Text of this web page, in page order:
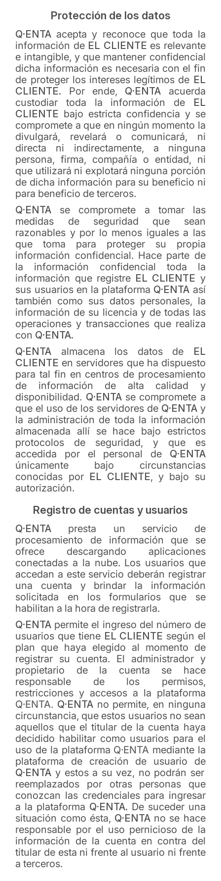
Protección de los datos
Q·ENTA acepta y reconoce que toda la
información de EL CLIENTE es relevante
e intangible, y que mantener confidencial
dicha información es necesaria con el fin
de proteger los intereses legítimos de EL
CLIENTE. Por ende, Q·ENTA acuerda
custodiar toda la información de EL
CLIENTE bajo estricta confidencia y se
compromete a que en ningún momento la
divulgará, revelará o comunicará, ni
directa ni indirectamente, a ninguna
persona, firma, compañía o entidad, ni
que utilizará ni explotará ninguna porción
de dicha información para su beneficio ni
para beneficio de terceros.
Q·ENTA se compromete a tomar las
medidas de seguridad que sean
razonables y por lo menos iguales a las
que toma para proteger su propia
información confidencial. Hace parte de
la información confidencial toda la
información que registre EL CLIENTE y
sus usuarios en la plataforma Q·ENTA así
también como sus datos personales, la
información de su licencia y de todas las
operaciones y transacciones que realiza
con Q·ENTA.
Q·ENTA almacena los datos de EL
CLIENTE en servidores que ha dispuesto
para tal fin en centros de procesamiento
de información de alta calidad y
disponibilidad. Q·ENTAse compromete a
que el uso de los servidores deQ·ENTAy
la administración de toda la información
almacenada allí se hace bajo estrictos
protocolos de seguridad, y que es
accedida por el personal de Q·ENTA
únicamente bajo circunstancias
conocidas por EL CLIENTE, y bajo su
autorización.
Registro de cuentas y usuarios
Q·ENTA presta un servicio de
procesamiento de información que se
ofrece descargando aplicaciones
conectadas a la nube. Los usuarios que
accedan a este servicio deberán registrar
una cuenta y brindar la información
solicitada en los formularios que se
habilitan a la hora de registrarla.
Q·ENTA permite el ingreso del número de
usuarios que tiene EL CLIENTE según el
plan que haya elegido al momento de
registrar su cuenta. El administrador y
propietario de la cuenta se hace
responsable de los permisos,
restricciones y accesos a la plataforma
Q·ENTA. Q·ENTA no permite, en ninguna
circunstancia, que estos usuarios no sean
aquellos que el titular de la cuenta haya
decidido habilitar como usuarios para el
uso de la plataforma Q·ENTA mediante la
plataforma de creación de usuario de
Q·ENTA y estos a su vez, no podrán ser
reemplazados por otras personas que
conozcan las credenciales para ingresar
a la plataforma Q·ENTA. De suceder una
situación como ésta, Q·ENTA no se hace
responsable por el uso pernicioso de la
información de la cuenta en contra del
titular de esta ni frente al usuario ni frente
a terceros.